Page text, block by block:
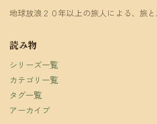
地球放浪２０年以上の旅人による、旅と
読み物
シリーズ一覧
カテゴリ一覧
タグ一覧
アーカイブ